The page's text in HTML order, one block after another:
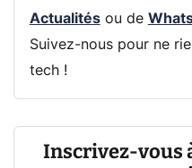
Actualitésou de
Suivez-nous pour ne
tech !
Inscrivez-vous